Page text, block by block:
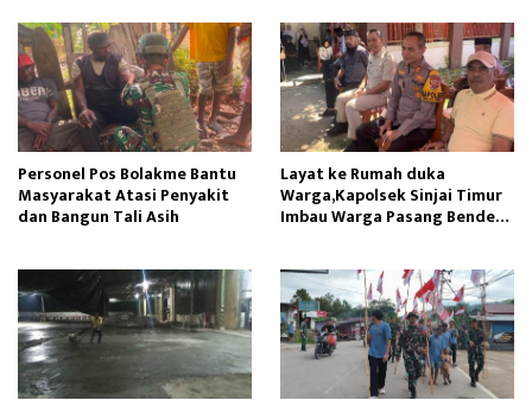
Personel Pos Bolakme Bantu
Masyarakat Atasi Penyakit
dan Bangun Tali Asih
Layat ke Rumah duka
Warga,Kapolsek Sinjai Timur
Imbau Warga Pasang Bendera